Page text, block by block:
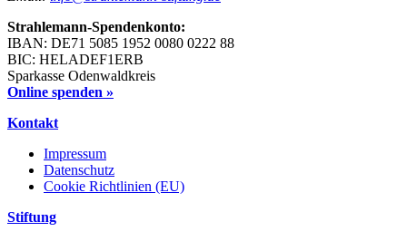
Strahlemann-Spendenkonto:
IBAN: DE71 5085 1952 0080 0222 88
BIC: HELADEF1ERB
Sparkasse Odenwaldkreis
Online spenden »
Kontakt
Impressum
Datenschutz
Cookie Richtlinien (EU)
Stiftung